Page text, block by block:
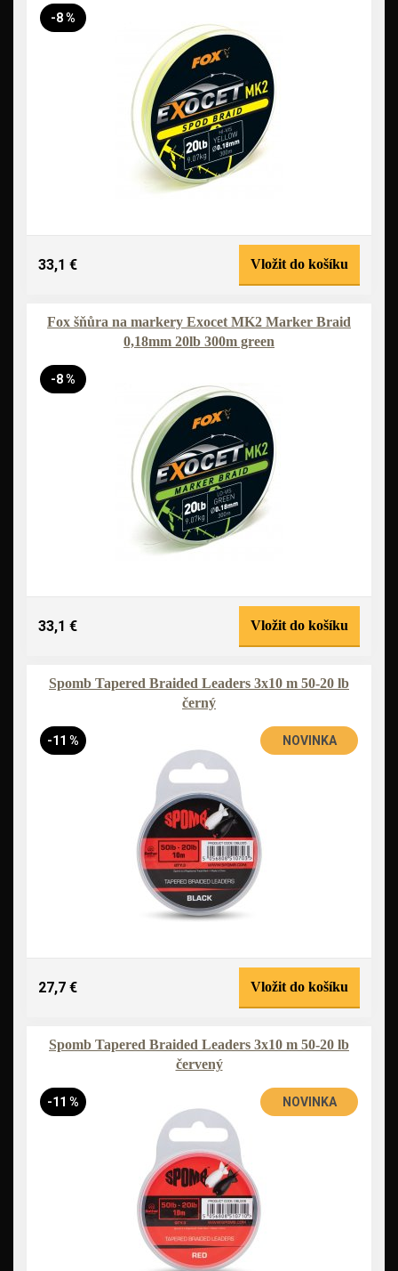
-8 %
33,1 € Vložit do košíku
Fox šňůra na markery Exocet MK2 Marker Braid
0,18mm 20lb 300m green
-8 %
33,1 € Vložit do košíku
Spomb Tapered Braided Leaders 3x10 m 50-20 lb
černý
-11 % NOVINKA
27,7 € Vložit do košíku
Spomb Tapered Braided Leaders 3x10 m 50-20 lb
červený
-11 % NOVINKA